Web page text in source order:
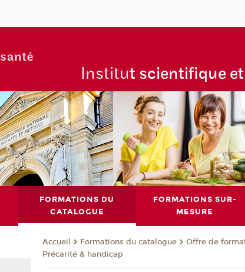
Institut scientifique et
FORMATIONS DU
CATALOGUE
FORMATIONS SUR-
MESURE
Accueil Formations du catalogue
Offre de
Précarité & handicap